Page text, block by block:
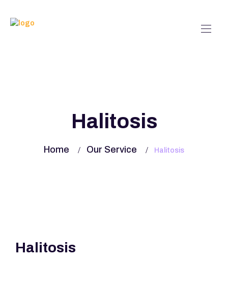
Halitosis
Home Our Service Halitosis
Halitosis